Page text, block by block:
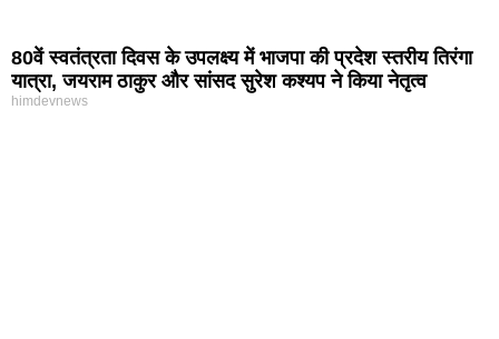
80वें स्वतंत्रता दिवस के उपलक्ष्य में भाजपा की प्रदेश स्तरीय तिरंगा
यात्रा, जयराम ठाकुर और सांसद सुरेश कश्यप ने किया नेतृत्व
himdevnews